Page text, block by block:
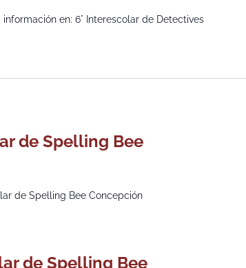
en: 6° Interescolar de Detectives
de Spelling Bee
de Spelling Bee Concepción
de Spelling Bee